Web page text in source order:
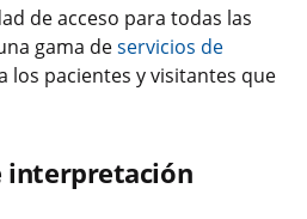
de acceso para todas las
gama deservicios de
los pacientes y visitantes que
interpretación